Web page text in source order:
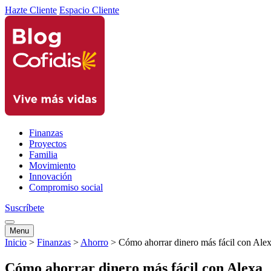
Hazte Cliente Espacio Cliente
Finanzas
Proyectos
Familia
Movimiento
Innovación
Compromiso social
Suscríbete
Menu
Inicio > Finanzas > Ahorro > Cómo ahorrar dinero más fácil con